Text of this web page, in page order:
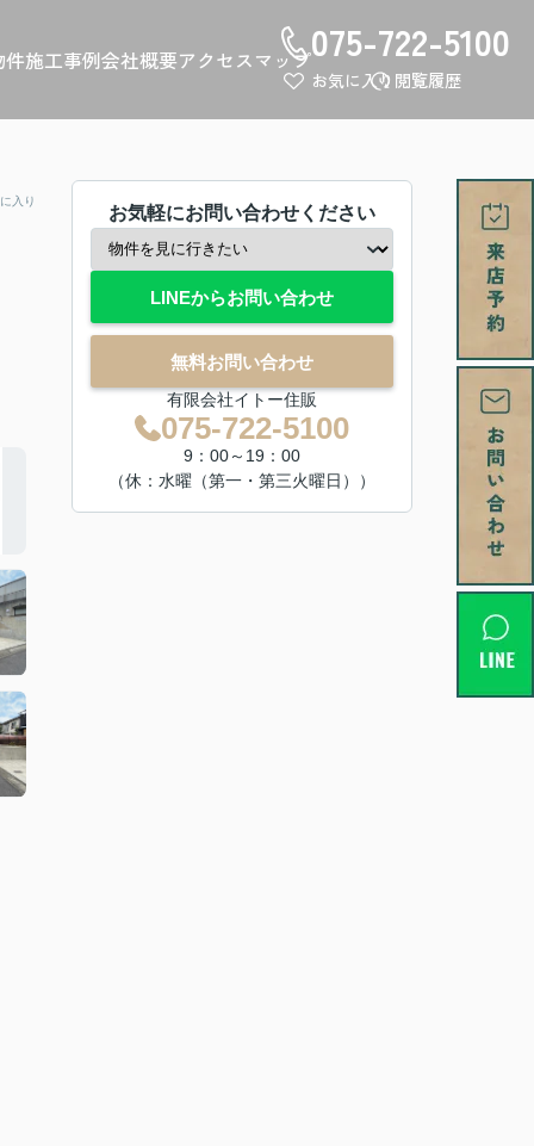
施工事例会社概要アクセスマップ075-722-5100
お気に入り 閲覧履歴
入り
お気軽にお問い合わせください
LINEからお問い合わせ
無料お問い合わせ
有限会社イトー住販
075-722-5100
9：00～19：00
（休：水曜（第一・第三火曜日））